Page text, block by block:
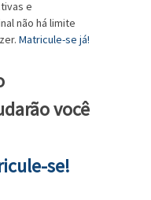
e
não há limite
Matricule-se já!
você
se!